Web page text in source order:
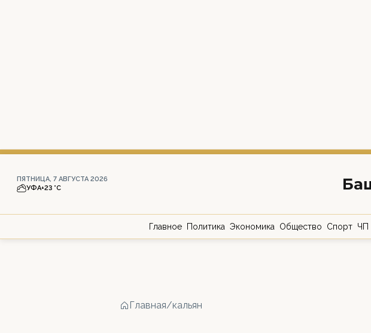
ПЯТНИЦА, 7 АВГУСТА 2026
УФА+23 °С
Главное Политика Экономика Общество Спорт ЧП
Главная/кальян